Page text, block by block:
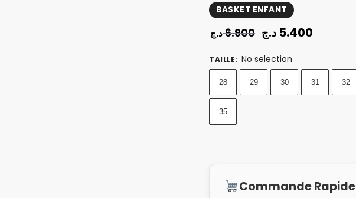
BASKET ENFANT
6.900د.ج 5.400 د.ج
TAILLE: No selection
28 29 30 31 32
35
Commande Rapide